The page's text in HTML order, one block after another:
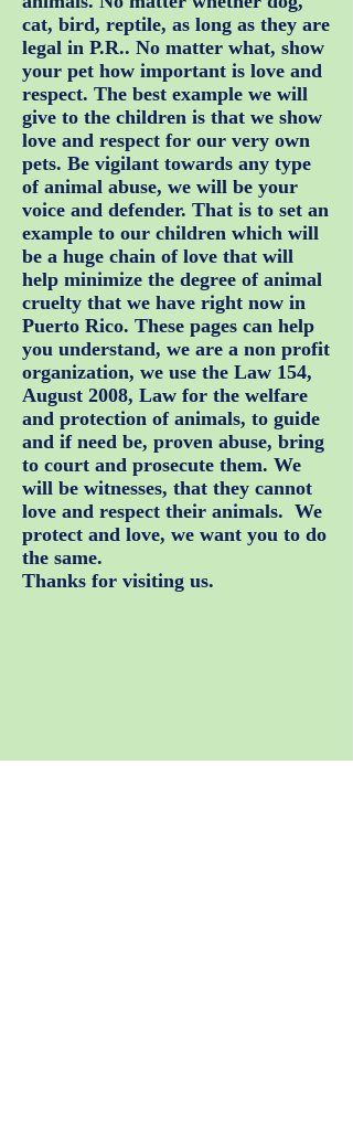
cat, bird, reptile, as long as they are
legal in P.R.. No matter what, show
your pet how important is love and
respect. The best example we will
give to the children is that we show
love and respect for our very own
pets. Be vigilant towards any type
of animal abuse, we will be your
voice and defender. That is to set an
example to our children which will
be a huge chain of love that will
help minimize the degree of animal
cruelty that we have right now in
Puerto Rico. These pages can help
you understand, we are a non profit
organization, we use the Law 154,
August 2008, Law for the welfare
and protection of animals, to guide
and if need be, proven abuse, bring
to court and prosecute them. We
will be witnesses, that they cannot
love and respect their animals. We
protect and love, we want you to do
the same.
Thanks for visiting us.